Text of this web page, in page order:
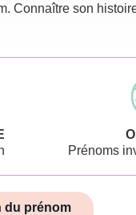
Connaître son
Prénoms
du prénom